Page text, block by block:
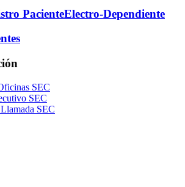
PacienteElectro-Dependiente
SEC
SEC
SEC